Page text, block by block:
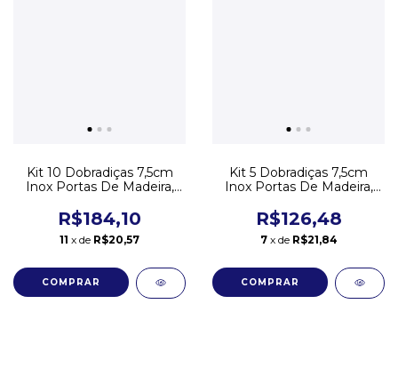
Kit 10 Dobradiças 7,5cm
Inox Portas De Madeira,
R$184,10
11 x de R$20,57
Kit 5 Dobradiças 7,5cm
Inox Portas De Madeira,
R$126,48
7 x de R$21,84